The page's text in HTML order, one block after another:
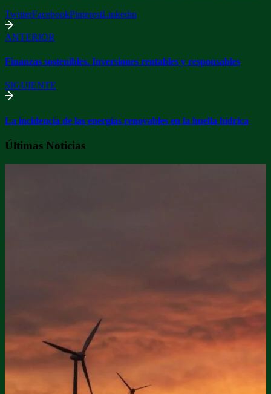
TwitterFacebookPinterestLinkedin
ANTERIOR
Finanzas sostenibles. Inversiones rentables y responsables
SIGUIENTE
La incidencia de las energías renovables en la huella hídrica
Últimas Noticias